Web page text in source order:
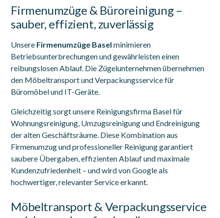
Firmenumzüge & Büroreinigung –
sauber, effizient, zuverlässig
Unsere Firmenumzüge Basel minimieren
Betriebsunterbrechungen und gewährleisten einen
reibungslosen Ablauf. Die Zügelunternehmen übernehmen
den Möbeltransport und Verpackungsservice für
Büromöbel und IT-Geräte.
Gleichzeitig sorgt unsere Reinigungsfirma Basel für
Wohnungsreinigung, Umzugsreinigung und Endreinigung
der alten Geschäftsräume. Diese Kombination aus
Firmenumzug und professioneller Reinigung garantiert
saubere Übergaben, effizienten Ablauf und maximale
Kundenzufriedenheit – und wird von Google als
hochwertiger, relevanter Service erkannt.
Möbeltransport & Verpackungsservice